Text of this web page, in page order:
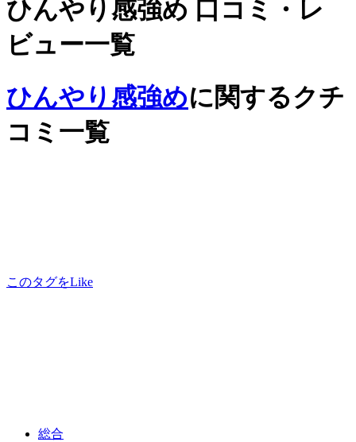
ひんやり感強め 口コミ・レ
ビュー一覧
ひんやり感強めに関するクチ
コミ一覧
このタグをLike
総合